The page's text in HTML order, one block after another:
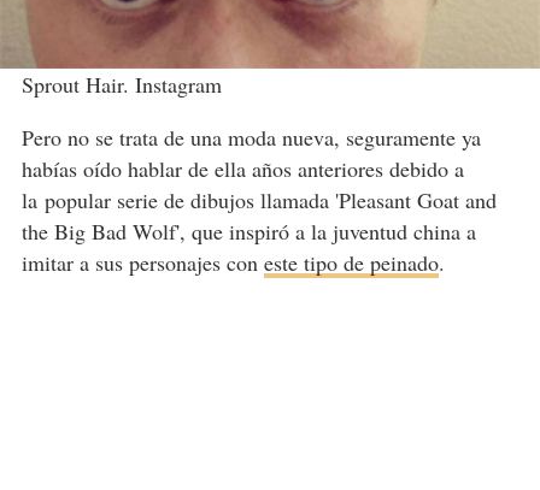
Sprout Hair. Instagram
Pero no se trata de una moda nueva, seguramente ya
habías oído hablar de ella años anteriores debido a
la popular serie de dibujos llamada 'Pleasant Goat and
the Big Bad Wolf', que inspiró a la juventud china a
imitar a sus personajes con este tipo de peinado.